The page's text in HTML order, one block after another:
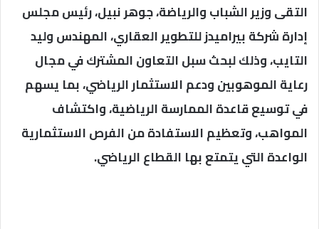
التقى وزير الشباب والرياضة، جوهر نبيل، رئيس مجلس
إدارة شركة بيراميدز للتطوير العقاري، المهندس وليد
التايب، وذلك لبحث سبل التعاون المشترك في مجال
رعاية الموهوبين ودعم الاستثمار الرياضي، بما يسهم
في توسيع قاعدة الممارسة الرياضية، واكتشاف
المواهب، وتعظيم الاستفادة من الفرص الاستثمارية
الواعدة التي يتمتع بها القطاع الرياضي.